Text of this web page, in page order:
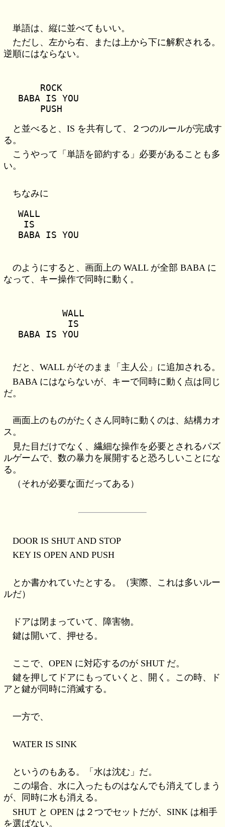
単語は、縦に並べてもいい。
ただし、左から右、または上から下に解釈される。
逆順にはならない。
    ROCK
BABA IS YOU
と並べると、IS を共有して、２つのルールが完成す
る。
こうやって「単語を節約する」必要があることも多
い。
ちなみに
WALL
IS
のようにすると、画面上の WALL が全部 BABA に
なって、キー操作で同時に動く。
        WALL
         IS
だと、WALL がそのまま「主人公」に追加される。
BABA にはならないが、キーで同時に動く点は同じ
だ。
画面上のものがたくさん同時に動くのは、結構カオ
ス。
見た目だけでなく、繊細な操作を必要とされるパズ
ルゲームで、数の暴力を展開すると恐ろしいことにな
る。
（それが必要な面だってある）
DOOR IS SHUT AND STOP
KEY IS OPEN AND PUSH
とか書かれていたとする。（実際、これは多いルー
ルだ）
ドアは閉まっていて、障害物。
鍵は開いて、押せる。
ここで、OPEN に対応するのが SHUT だ。
鍵を押してドアにもっていくと、開く。この時、ド
アと鍵が同時に消滅する。
一方で、
WATER IS SINK
というのもある。「水は沈む」だ。
この場合、水に入ったものはなんでも消えてしまう
が、同時に水も消える。
SHUT と OPEN は２つでセットだが、SINK は相手
を選ばない。